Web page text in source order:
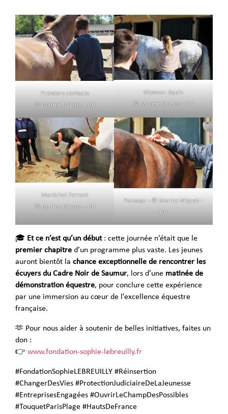
Premiers contacts
© Marine Mignot – PJJ
Masseur équin
© Marine Mignot – PJJ
Maréchal Ferrant
© Marine Mignot – PJJ
Pansage – © Marine Mignot –
PJJ
🎓 Et ce n’est qu’un début: cette journée n’était que le
premier chapitre d’un programme plus vaste. Les jeunes
auront bientôt la chance exceptionnelle de rencontrer les
écuyers du Cadre Noir de Saumur, lors d’une matinée de
démonstration équestre, pour conclure cette expérience
par une immersion au cœur de l’excellence équestre
française.
🫶 Pour nous aider à soutenir de belles initiatives, faites un
don :
👉 www.fondation-sophie-lebreuilly.fr
#FondationSophieLEBREUILLY #Réinsertion
#ChangerDesVies #ProtectionJudiciaireDeLaJeunesse
#EntreprisesEngagées #OuvrirLeChampDesPossibles
#TouquetParisPlage #HautsDeFrance